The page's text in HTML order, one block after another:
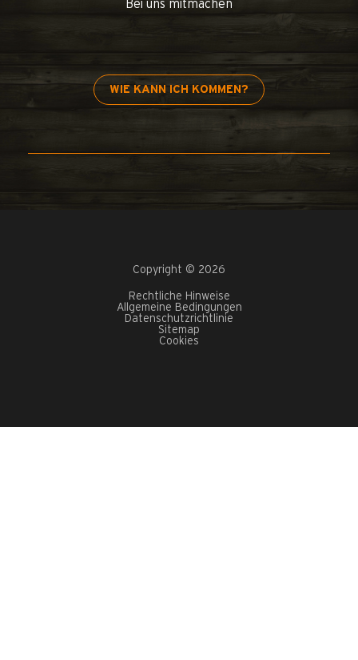
Bei uns mitmachen
WIE KANN ICH KOMMEN?
Copyright © 2026
Rechtliche Hinweise
Allgemeine Bedingungen
Datenschutzrichtlinie
Sitemap
Cookies